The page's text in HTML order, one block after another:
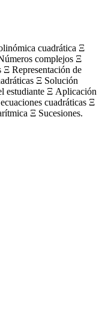
cuadrática Ξ
complejos Ξ
Ξ Representación de
Ξ Solución
estudiante Ξ Aplicación
cuadráticas Ξ
Ξ Sucesiones.